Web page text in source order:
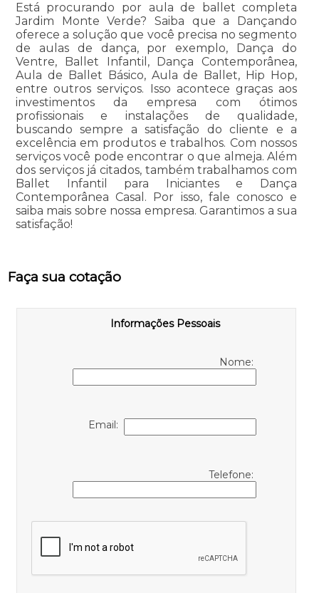
Está procurando por aula de ballet completa
Jardim Monte Verde? Saiba que a Dançando
oferece a solução que você precisa no segmento
de aulas de dança, por exemplo, Dança do
Ventre, Ballet Infantil, Dança Contemporânea,
Aula de Ballet Básico, Aula de Ballet, Hip Hop,
entre outros serviços. Isso acontece graças aos
investimentos da empresa com ótimos
profissionais e instalações de qualidade,
buscando sempre a satisfação do cliente e a
excelência em produtos e trabalhos. Com nossos
serviços você pode encontrar o que almeja. Além
dos serviços já citados, também trabalhamos com
Ballet Infantil para Iniciantes e Dança
Contemporânea Casal. Por isso, fale conosco e
saiba mais sobre nossa empresa. Garantimos a sua
satisfação!
Faça sua cotação
Informações Pessoais
Nome:
Email:
Telefone: